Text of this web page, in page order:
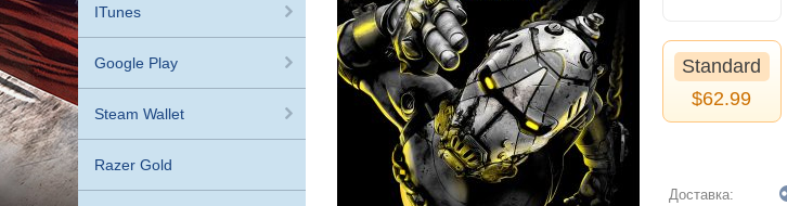
ITunes
Google Play
Steam Wallet
Razer Gold
Standard
$62.99
Доставка: